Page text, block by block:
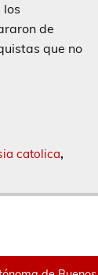
los
de
que no
catolica,